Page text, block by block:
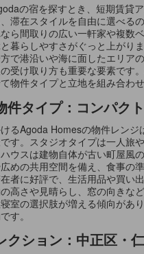
の宿を探すとき、短期賃貸
滞在スタイルを自由に選べる
ら間取りの広い一軒家や複数
暮らしやすさがぐっと上がり
で港沿いや海に面したエリア
受け取り方も重要な要素です
物件タイプと立地を組み合わ
件タイプ：コンパク
るAgoda Homesの物件レン
す。スタジオタイプは一人旅
ウスは建物自体が古い町屋風
広めの共用空間を備え、食事
者に好評で、生活用品や買い
高さや見晴らし、窓の向きな
室の選択肢が増える傾向があ
す。
クション：中正区・